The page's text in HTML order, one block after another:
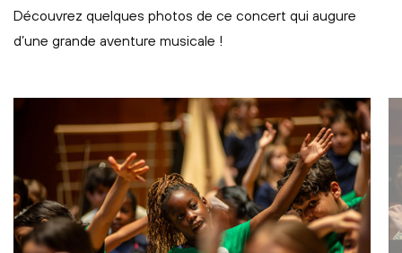
Découvrez quelques photos de ce concert qui augure
d’une grande aventure musicale !